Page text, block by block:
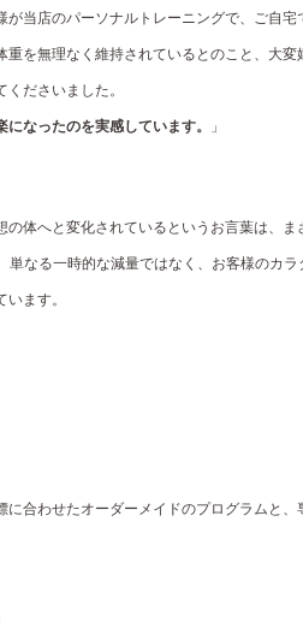
当店のパーソナルトレーニングで、ご自
を無理なく維持されているとのこと、大変
ださいました。
なったのを実感しています。 」
の体へと変化されているというお言葉は、
なる一時的な減量ではなく、お客様のカ
ます。
に合わせたオーダーメイドのプログラムと